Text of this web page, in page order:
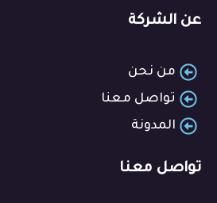
عن الشركة
من نحن
تواصل معنا
المدونة
تواصل معنا